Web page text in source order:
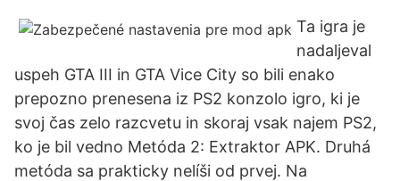
Ta igra je
nadaljeval
uspeh GTA III in GTA Vice City so bili enako
prepozno prenesena iz PS2 konzolo igro, ki je
svoj čas zelo razcvetu in skoraj vsak najem PS2,
ko je bil vedno Metóda 2: Extraktor APK. Druhá
metóda sa prakticky nelíši od prvej. Na